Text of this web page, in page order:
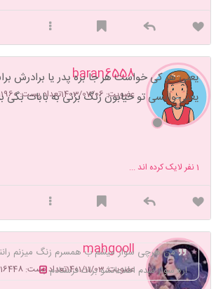
baran6558
عضویت: 1403/07/06 تعداد پست: 11960
یعنی هر کی خواست هر جا بره پدر یا برادرش
یعنی وایسی تو خیابون زنگ بزنی به بابات بگی
1نفر لایک کرده اند ...
mahgooll
عضویت: 1401/11/03 تعداد پست: 16448
من هرچی سوار میشم ب همسرم زنگ میزنم
اره سوار شدم اطلاعاتشو برات فرستادم